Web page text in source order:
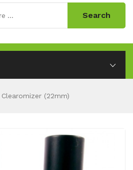
Search
Clearomizer (22mm)